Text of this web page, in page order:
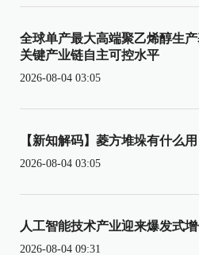
全球单产最大高端聚乙烯醇生
关键产业链自主可控水平
2026-08-04 03:05
【新知解码】菱方堆垛有什么用
2026-08-04 03:05
人工智能技术产业迎来爆发式
2026-08-04 09:31